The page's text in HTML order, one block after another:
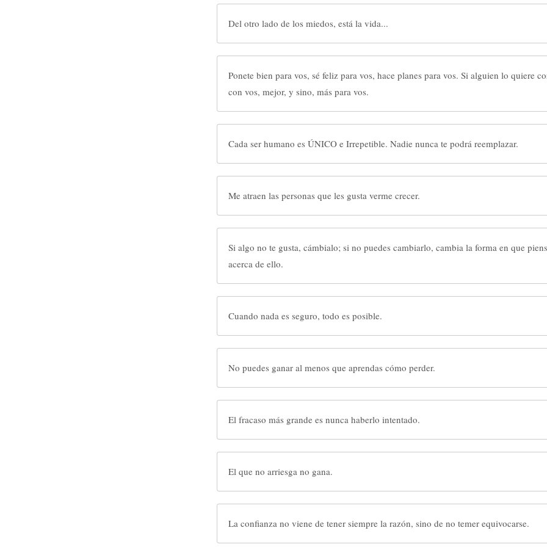
Del otro lado de los miedos, está la vida...
Ponete bien para vos, sé feliz para vos, hace planes para vos. Si alguien lo quiere
con vos, mejor, y sino, más para vos.
Cada ser humano es ÚNICO e Irrepetible. Nadie nunca te podrá reemplazar.
Me atraen las personas que les gusta verme crecer.
Si algo no te gusta, cámbialo; si no puedes cambiarlo, cambia la forma en que
acerca de ello.
Cuando nada es seguro, todo es posible.
No puedes ganar al menos que aprendas cómo perder.
El fracaso más grande es nunca haberlo intentado.
El que no arriesga no gana.
La confianza no viene de tener siempre la razón, sino de no temer equivocarse.